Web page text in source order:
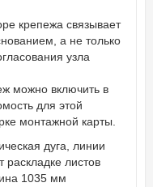
крепежа связывает
а не только
узла
можно включить в
для этой
монтажной карты.
дуга, линии
раскладке листов
1035 мм